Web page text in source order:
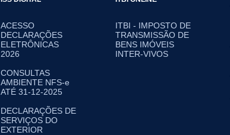
ACESSO
DECLARAÇÕES
ELETRÔNICAS
2026
CONSULTAS
AMBIENTE NFS-e
ATÉ 31-12-2025
DECLARAÇÕES DE
SERVIÇOS DO
EXTERIOR
ITBI - IMPOSTO DE
TRANSMISSÃO DE
BENS IMÓVEIS
INTER-VIVOS